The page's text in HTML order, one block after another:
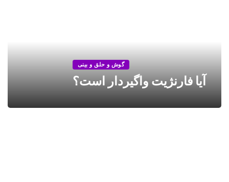
گوش و حلق و بینی
آیا فارنژیت واگیردار است؟